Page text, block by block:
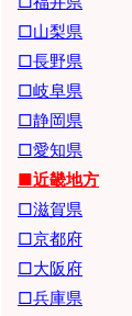
□山梨県
□長野県
□岐阜県
□静岡県
□愛知県
■近畿地方
□滋賀県
□京都府
□大阪府
□兵庫県